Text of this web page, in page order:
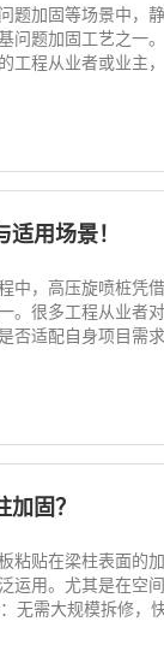
题加固等场景中，
问题加固工艺之一
工程从业者或业主
用场景！
中，高压旋喷桩凭
。很多工程从业者
否适配自身项目需
固？
粘贴在梁柱表面的
运用。尤其是在空
无需大规模拆修，